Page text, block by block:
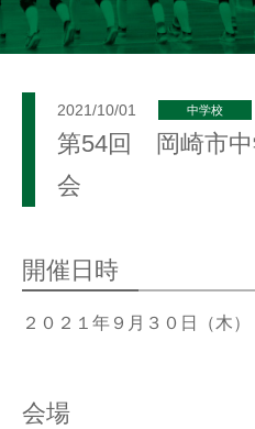
クラブ
OPERATION
TEAM
2021/10/01 中学校
第54回 岡崎市中
会
開催日時
２０２１年９月３０日（木）
会場